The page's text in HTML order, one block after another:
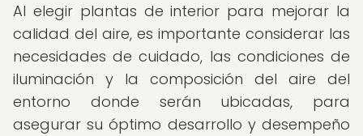
Al elegir plantas de interior para mejorar la
calidad del aire, es importante considerar las
necesidades de cuidado, las condiciones de
iluminación y la composición del aire del
entorno donde serán ubicadas, para
asegurar su óptimo desarrollo y desempeño